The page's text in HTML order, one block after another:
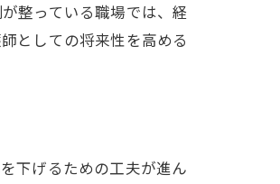
整っている職場では、経
としての将来性を高める
下げるための工夫が進ん